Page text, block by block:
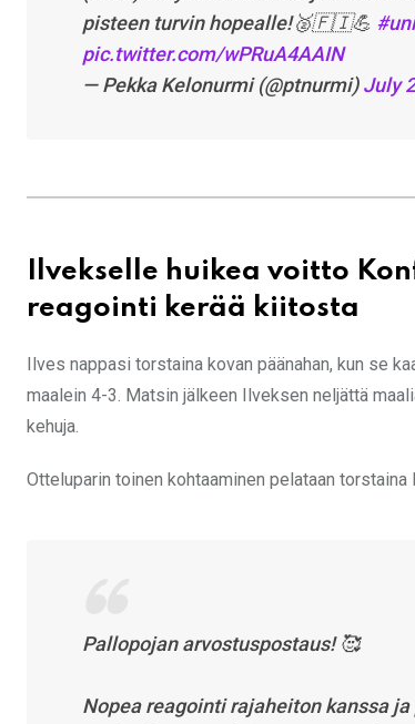
pisteen turvin hopealle!🥈🇫🇮💪
pic.twitter.com/wPRuA4AAIN
— Pekka Kelonurmi (@ptnurmi)July
Ilvekselle huikea voitto
reagointi kerää kiitosta
Ilves nappasi torstaina kovan päänahan, kun se
maalein 4-3. Matsin jälkeen Ilveksen neljättä
kehuja.
Otteluparin toinen kohtaaminen pelataan torstaina
Pallopojan arvostuspostaus! 🥰
Nopea reagointi rajaheiton kanssa